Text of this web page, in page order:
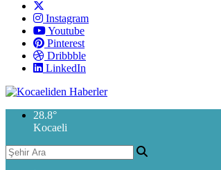
Instagram
Youtube
Pinterest
Dribbble
LinkedIn
28.8°
Kocaeli